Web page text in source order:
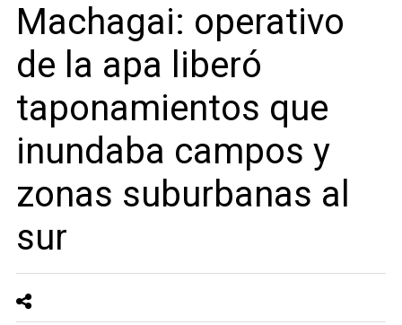
Machagai: operativo
de la apa liberó
taponamientos que
inundaba campos y
zonas suburbanas al
sur